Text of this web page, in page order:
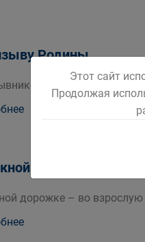
Родины
из Белова,
2021
дорожке – во
Этот сайт
Продолжая